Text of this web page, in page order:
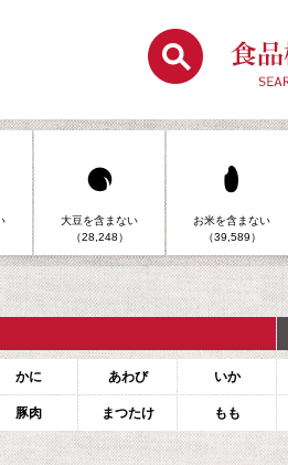
大豆を含まない
（28,248）
お米を含まない
（39,589）
かに あわび いか
豚肉 まつたけ もも